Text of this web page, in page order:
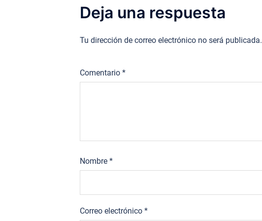
Deja una respuesta
Tu dirección de correo electrónico no será publicada.
Comentario *
Nombre *
Correo electrónico *